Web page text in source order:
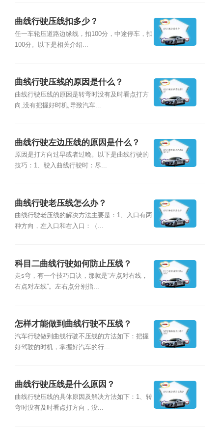
曲线行驶压线扣多少？
任一车轮压道路边缘线，扣100分，中途停车，扣
100分。以下是相关介绍...
曲线行驶压线的原因是什么？
曲线行驶压线的原因是转弯时没有及时看点打方
向,没有把握好时机,导致汽车...
曲线行驶左边压线的原因是什么？
原因是打方向过早或者过晚。以下是曲线行驶的
技巧：1、驶入曲线行驶时：尽...
曲线行驶老压线怎么办？
曲线行驶老压线的解决方法主要是：1、入口有两
种方向，左入口和右入口：（...
科目二曲线行驶如何防止压线？
走s弯，有一个技巧口诀，那就是“左点对右线，
右点对左线”。左右点分别指...
怎样才能做到曲线行驶不压线？
汽车行驶做到曲线行驶不压线的方法如下：把握
好驾驶的时机，掌握好汽车的行...
曲线行驶压线是什么原因？
曲线行驶压线的具体原因及解决方法如下：1、转
弯时没有及时看点打方向，没...